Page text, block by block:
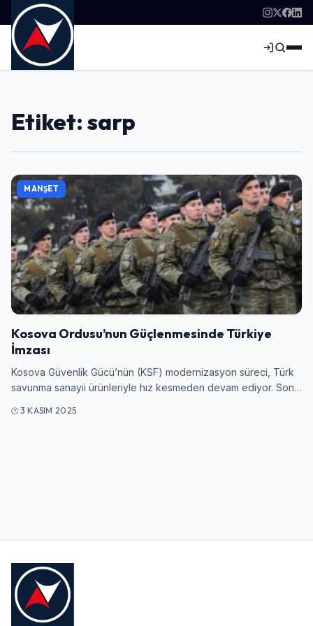
Etiket: sarp
MANŞET
Kosova Ordusu’nun Güçlenmesinde Türkiye
İmzası
Kosova Güvenlik Gücü’nün (KSF) modernizasyon süreci, Türk
savunma sanayii ürünleriyle hız kesmeden devam ediyor. Son…
3 KASIM 2025
Giriş Yap
Kullanıcı Adı veya E-posta
Şifre